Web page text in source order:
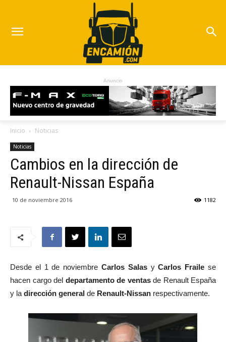
Anuncio
Inicio Noticias
Noticias
Cambios en la dirección de
Renault-Nissan España
10 de noviembre 2016 1182
Desde el 1 de noviembre Carlos Salas yCarlos Fraile se
hacen cargo del departamento de ventasde Renault España
y la dirección general de Renault-Nissan respectivamente.